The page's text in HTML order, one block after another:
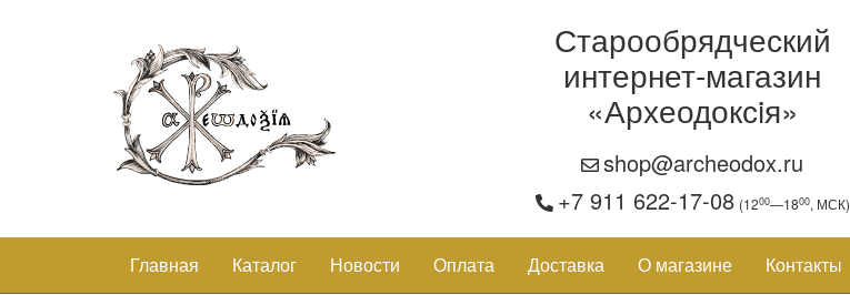
Старообрядческий
интернет-магазин
«Археодоксiя»
shop@archeodox.ru
+7 911 622-17-08 (1200—1800, МСК)
Главная Каталог Новости Оплата Доставка О магазине Контакты